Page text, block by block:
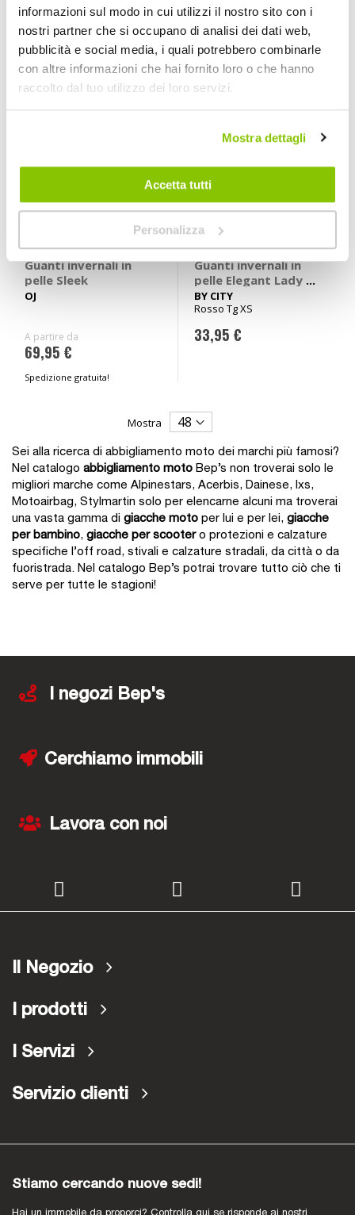
informazioni sul modo in cui utilizzi il nostro sito con i
nostri partner che si occupano di analisi dei dati web,
pubblicità e social media, i quali potrebbero combinarle
con altre informazioni che hai fornito loro o che hanno
raccolto dal tuo utilizzo dei loro servizi.
Mostra dettagli
Accetta tutti
Personalizza
Ordina per
Imposta
la
direzione
decrescente
Mostra
Guanti invernali in
pelle Sleek
OJ
A partire da
69,95 €
Spedizione gratuita!
Prezzo speciale
Guanti invernali in
pelle Elegant Lady -
BY CITY
BY CITY
Rosso Tg XS
33,95 €
Mostra
Sei alla ricerca di abbigliamento moto dei marchi più famosi?
Nel catalogo abbigliamento moto Bep’s non troverai solo le
migliori marche come Alpinestars, Acerbis, Dainese, Ixs,
Motoairbag, Stylmartin solo per elencarne alcuni ma troverai
una vasta gamma di giacche moto per lui e per lei, giacche
per bambino, giacche per scootero protezioni e calzature
specifiche l’off road, stivali e calzature stradali, da città o da
fuoristrada. Nel catalogo Bep’s potrai trovare tutto ciò che ti
serve per tutte le stagioni!
I negozi Bep's
Cerchiamo immobili
Lavora con noi
Il Negozio
I prodotti
I Servizi
Servizio clienti
Stiamo cercando nuove sedi!